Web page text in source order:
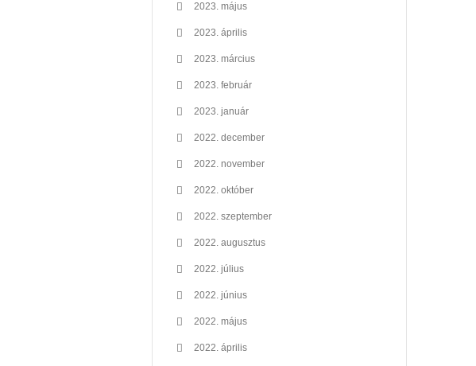
2023. május
2023. április
2023. március
2023. február
2023. január
2022. december
2022. november
2022. október
2022. szeptember
2022. augusztus
2022. július
2022. június
2022. május
2022. április